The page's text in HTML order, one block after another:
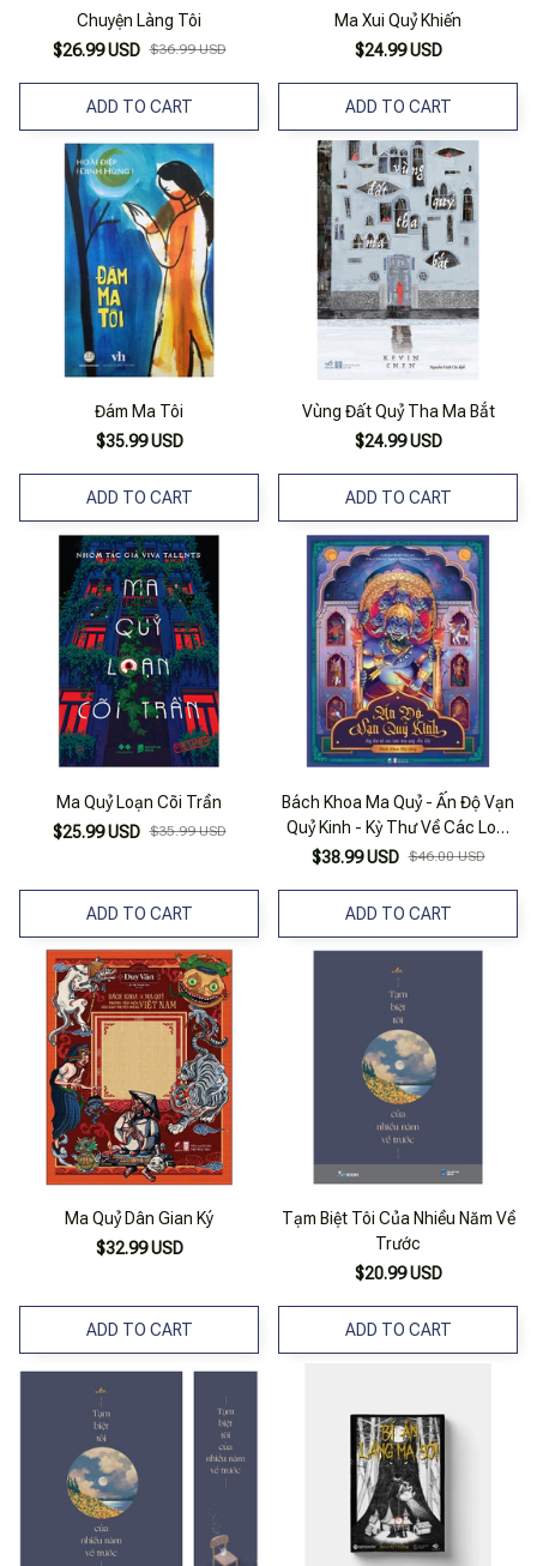
Chuyện Làng Tôi
$26.99 USD $36.99 USD
ADD TO CART
Ma Xui Quỷ Khiến
$24.99 USD
ADD TO CART
Đám Ma Tôi
$35.99 USD
ADD TO CART
Vùng Đất Quỷ Tha Ma Bắt
$24.99 USD
ADD TO CART
Ma Quỷ Loạn Cõi Trần
$25.99 USD $35.99 USD
ADD TO CART
Bách Khoa Ma Quỷ - Ấn Độ Vạn
Quỷ Kinh - Kỳ Thư Về Các Loài
Ma Quỷ Ấn Độ
$38.99 USD $46.00 USD
ADD TO CART
Ma Quỷ Dân Gian Ký
$32.99 USD
ADD TO CART
Tạm Biệt Tôi Của Nhiều Năm Về
Trước
$20.99 USD
ADD TO CART